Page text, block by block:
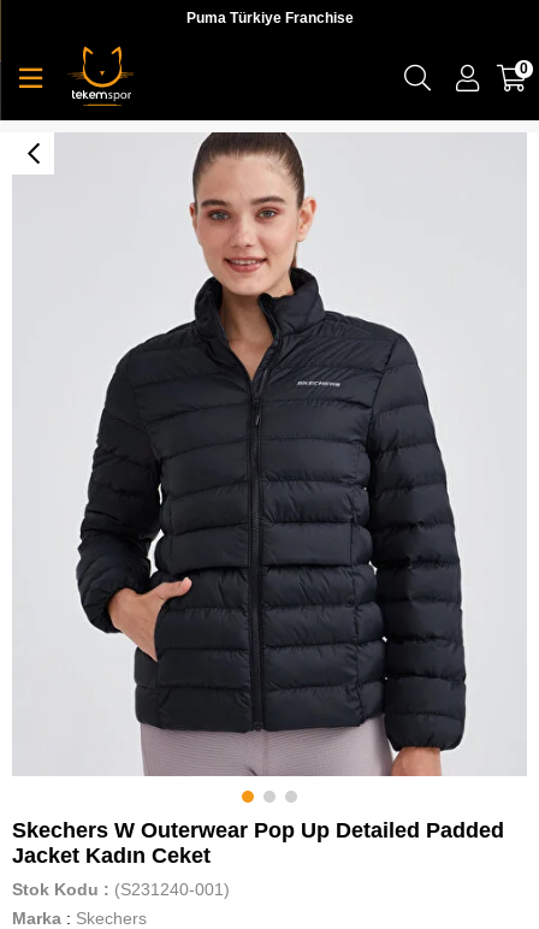
Puma Türkiye Franchise
0
Skechers W Outerwear Pop Up Detailed Padded
Jacket Kadın Ceket
Stok Kodu
(S231240-001)
Marka : Skechers